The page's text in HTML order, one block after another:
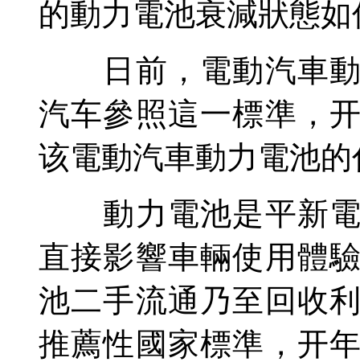
的動力電池衰減狀態
日前，電動汽車動
汽车參照這一標準，
该電動汽車動力電池
動力電池是平新電
直接影響車輛使用體
池二手流通乃至回收
推薦性國家標準，开